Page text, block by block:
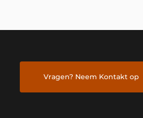
Vragen? Neem Kontakt op